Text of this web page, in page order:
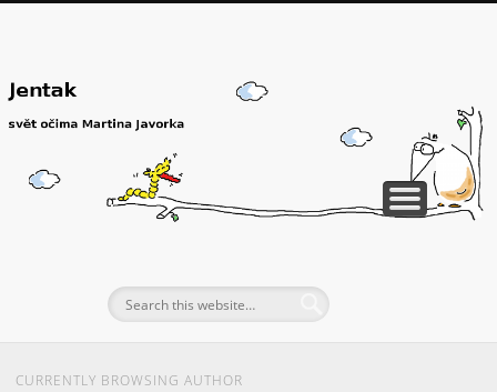
CURRENTLY BROWSING AUTHOR